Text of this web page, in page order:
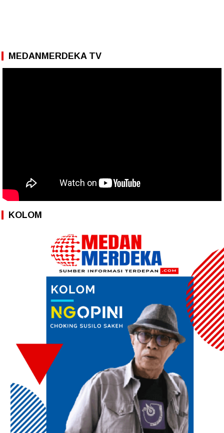
MEDANMERDEKA TV
KOLOM